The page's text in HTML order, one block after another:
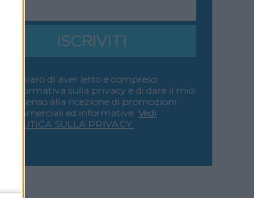
ISCRIVITI
Dichiaro di aver letto e compreso
l'informativa sulla privacy e di dare il mio
consenso alla ricezione di promozioni
commerciali ed informative. Vedi
POLITICA SULLA PRIVACY.